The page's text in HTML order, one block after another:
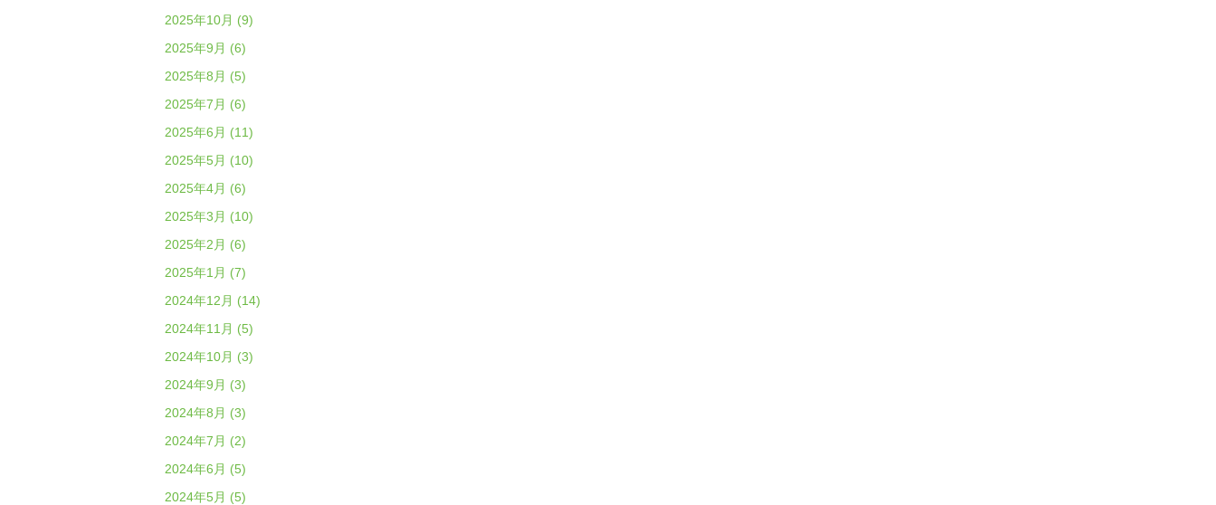
2025年10月 (9)
2025年9月 (6)
2025年8月 (5)
2025年7月 (6)
2025年6月 (11)
2025年5月 (10)
2025年4月 (6)
2025年3月 (10)
2025年2月 (6)
2025年1月 (7)
2024年12月 (14)
2024年11月 (5)
2024年10月 (3)
2024年9月 (3)
2024年8月 (3)
2024年7月 (2)
2024年6月 (5)
2024年5月 (5)